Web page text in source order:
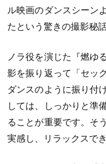
ル映画のダンスシーン
たという驚きの撮影秘
ノラ役を演じた『燃ゆ
影を振り返って「セッ
ダンスのように振り付
しては、しっかりと準
ることが重要です。そ
実感し、リラックスで